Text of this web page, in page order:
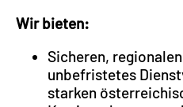
Wir bieten:
Sicheren,
unbefristetes
starken